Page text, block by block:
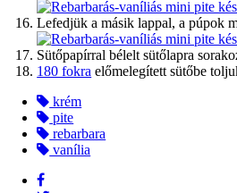
Lefedjük a másik lappal, a púpok
Sütőpapírral bélelt sütőlapra
180 fokra előmelegített sütőbe
krém
pite
rebarbara
vanília